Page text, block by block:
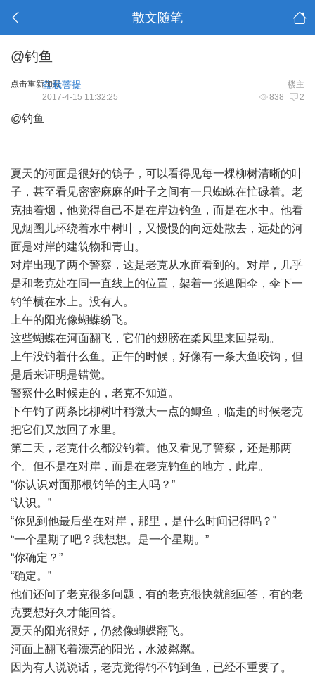
散文随笔
@钓鱼
点击重新加载 楼主
盆栽菩提
838 2
2017-4-15 11:32:25
@钓鱼
夏天的河面是很好的镜子，可以看得见每一棵柳树清晰的叶
子，甚至看见密密麻麻的叶子之间有一只蜘蛛在忙碌着。老
克抽着烟，他觉得自己不是在岸边钓鱼，而是在水中。他看
见烟圈儿环绕着水中树叶，又慢慢的向远处散去，远处的河
面是对岸的建筑物和青山。
对岸出现了两个警察，这是老克从水面看到的。对岸，几乎
是和老克处在同一直线上的位置，架着一张遮阳伞，伞下一
钓竿横在水上。没有人。
上午的阳光像蝴蝶纷飞。
这些蝴蝶在河面翻飞，它们的翅膀在柔风里来回晃动。
上午没钓着什么鱼。正午的时候，好像有一条大鱼咬钩，但
是后来证明是错觉。
警察什么时候走的，老克不知道。
下午钓了两条比柳树叶稍微大一点的鲫鱼，临走的时候老克
把它们又放回了水里。
第二天，老克什么都没钓着。他又看见了警察，还是那两
个。但不是在对岸，而是在老克钓鱼的地方，此岸。
“你认识对面那根钓竿的主人吗？”
“认识。”
“你见到他最后坐在对岸，那里，是什么时间记得吗？”
“一个星期了吧？我想想。是一个星期。”
“你确定？”
“确定。”
他们还问了老克很多问题，有的老克很快就能回答，有的老
克要想好久才能回答。
夏天的阳光很好，仍然像蝴蝶翻飞。
河面上翻飞着漂亮的阳光，水波粼粼。
因为有人说说话，老克觉得钓不钓到鱼，已经不重要了。